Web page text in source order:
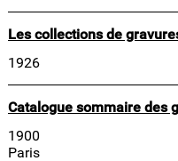
Les collections de
1926
Catalogue sommaire des
1900
Paris